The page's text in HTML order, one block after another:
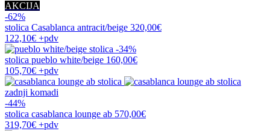
AKCIJA
-62%
stolica Casablanca antracit/beige 320,00€
122,10€ +pdv
-34%
stolica pueblo white/beige 160,00€
105,70€ +pdv
zadnji komadi
-44%
stolica casablanca lounge ab 570,00€
319,70€ +pdv